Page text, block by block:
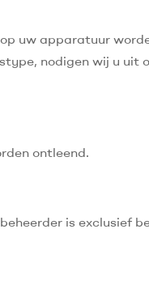
uw apparatuur
nodigen wij u uit
ontleend.
is exclusief